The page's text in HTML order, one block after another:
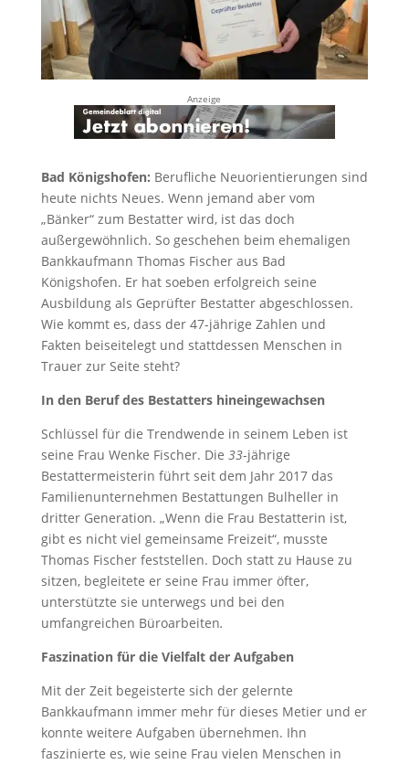
Anzeige
Bad Königshofen: Berufliche Neuorientierungen sind
heute nichts Neues. Wenn jemand aber vom
„Bänker“ zum Bestatter wird, ist das doch
außergewöhnlich. So geschehen beim ehemaligen
Bankkaufmann Thomas Fischer aus Bad
Königshofen. Er hat soeben erfolgreich seine
Ausbildung als Geprüfter Bestatter abgeschlossen.
Wie kommt es, dass der 47-jährige Zahlen und
Fakten beiseitelegt und stattdessen Menschen in
Trauer zur Seite steht?
In den Beruf des Bestatters hineingewachsen
Schlüssel für die Trendwende in seinem Leben ist
seine Frau Wenke Fischer. Die 33-jährige
Bestattermeisterin führt seit dem Jahr 2017 das
Familienunternehmen Bestattungen Bulheller in
dritter Generation. „Wenn die Frau Bestatterin ist,
gibt es nicht viel gemeinsame Freizeit“, musste
Thomas Fischer feststellen. Doch statt zu Hause zu
sitzen, begleitete er seine Frau immer öfter,
unterstützte sie unterwegs und bei den
umfangreichen Büroarbeiten.
Faszination für die Vielfalt der Aufgaben
Mit der Zeit begeisterte sich der gelernte
Bankkaufmann immer mehr für dieses Metier und er
konnte weitere Aufgaben übernehmen. Ihn
faszinierte es, wie seine Frau vielen Menschen in